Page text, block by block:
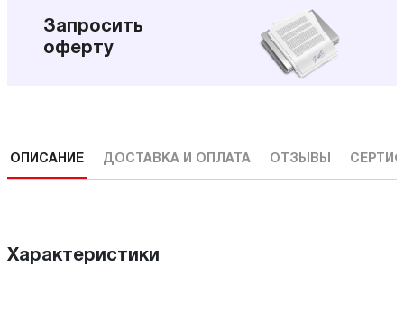
Запросить
оферту
ОПИСАНИЕ ДОСТАВКА И ОПЛАТА ОТЗЫВЫ
Характеристики